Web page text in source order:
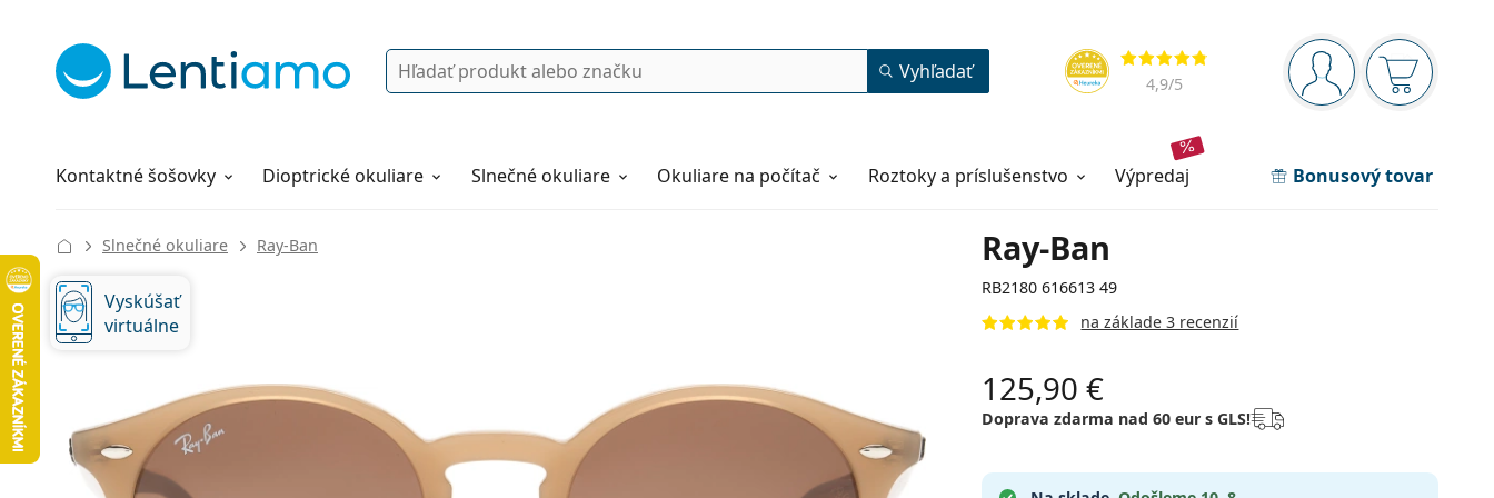
Navigačný panel
ste prihláseníNákupný
Hodnotenia
4,9/5
Vyhľadávanie Vyhľadať
Kontaktné šošovky
Roztoky Dioptrické okuliare Slnečné okuliare Okuliare na počítač Roztoky a príslušenstvo výpredaj Bonusový tovar
Všetko o nákupe
Ray-Ban
RB2180 616613 49
na základe 3 recenzií
Slnečné okuliare Ray-Ban
49 21
Vyskúšať
virtuálne
125,90 €
Doprava zdarma nad 60 eur s GLS!